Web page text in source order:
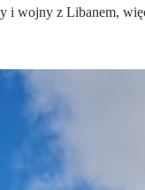
i wojny z Libanem,